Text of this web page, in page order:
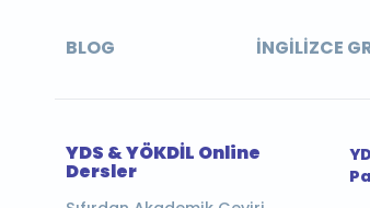
BLOG İNGILIZCE
YDS & YÖKDİL Online
Dersler